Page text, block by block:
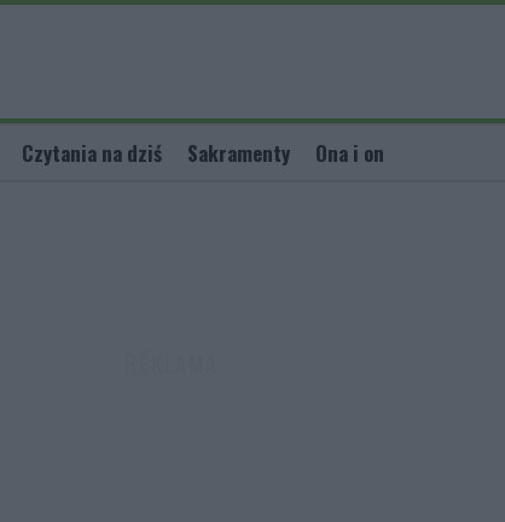
Czytania na dziś Sakramenty Ona i on